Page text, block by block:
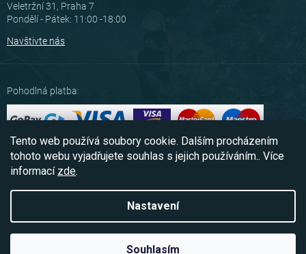
Tento web používá soubory cookie. Dalším procházením
tohoto webu vyjadřujete souhlas s jejich používáním.. Více
informací zde.
Nastavení
Souhlasím
Veletržní 31, Praha 7
Pondělí - Pátek: 11:00 -18:00
Navštivte nás
Pohodlná platba:
Možnosti dopravy:
Scubashop.cz. Všechna práva vyhrazena.